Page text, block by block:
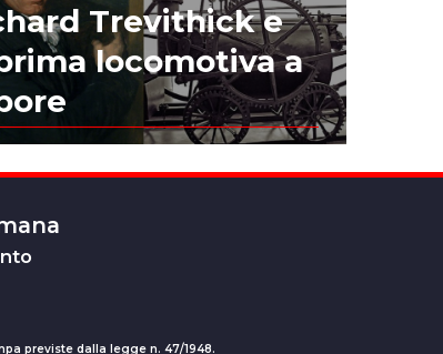
Trevithick e
locomotiva a
previste dalla legge n. 47/1948.